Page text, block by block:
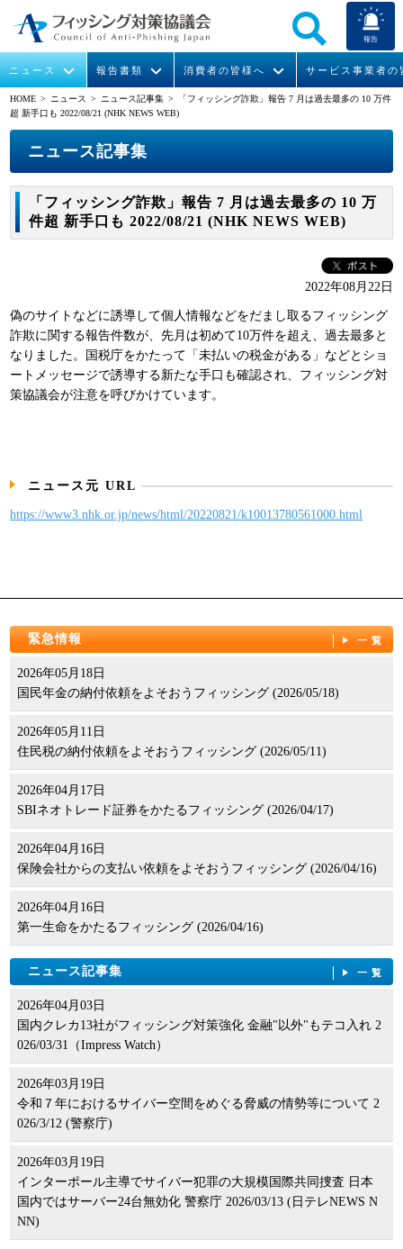
報告
ニュース
イベント
報告書類
月次報告書
消費者の皆様へ
フィッシングの報告
サービス事業者の
STOP. THINK. CONNECT.
運営委員紹介
メンバー
入会案内
HOME > ニュース > ニュース記事集 > 「フィッシング詐欺」報告 7 月は過去最多の 10 万件
超 新手口も 2022/08/21 (NHK NEWS WEB)
ニュース記事集
「フィッシング詐欺」報告 7 月は過去最多の 10 万
件超 新手口も 2022/08/21 (NHK NEWS WEB)
2022年08月22日
偽のサイトなどに誘導して個人情報などをだまし取るフィッシング
詐欺に関する報告件数が、先月は初めて10万件を超え、過去最多と
なりました。国税庁をかたって「未払いの税金がある」などとショ
ートメッセージで誘導する新たな手口も確認され、フィッシング対
策協議会が注意を呼びかけています。
ニュース元 URL
https://www3.nhk.or.jp/news/html/20220821/k10013780561000.html
緊急情報 一覧
2026年05月18日
国民年金の納付依頼をよそおうフィッシング (2026/05/18)
2026年05月11日
住民税の納付依頼をよそおうフィッシング (2026/05/11)
2026年04月17日
SBIネオトレード証券をかたるフィッシング (2026/04/17)
2026年04月16日
保険会社からの支払い依頼をよそおうフィッシング (2026/04/16)
2026年04月16日
第一生命をかたるフィッシング (2026/04/16)
ニュース記事集 一覧
2026年04月03日
国内クレカ13社がフィッシング対策強化 金融"以外"もテコ入れ 2
026/03/31（Impress Watch）
2026年03月19日
令和７年におけるサイバー空間をめぐる脅威の情勢等について 2
026/3/12 (警察庁)
2026年03月19日
インターポール主導でサイバー犯罪の大規模国際共同捜査 日本
国内ではサーバー24台無効化 警察庁 2026/03/13 (日テレNEWS N
NN)